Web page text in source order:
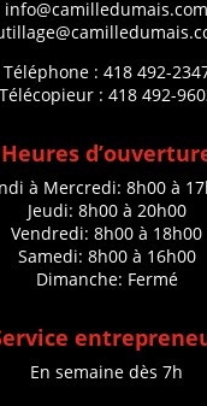
info@camilledumais.com
Téléphone : 418 492-
Télécopieur : 418 492-
Heures
à Mercredi: 8h00 à
Jeudi: 8h00 à 20h00
Vendredi: 8h00 à 18h00
Samedi: 8h00 à 16h00
Dimanche: Fermé
En semaine dès 7h